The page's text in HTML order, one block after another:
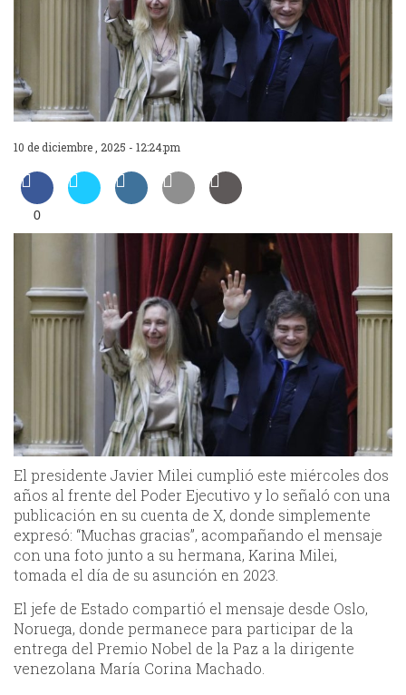
10 de diciembre , 2025 - 12:24:pm
0
El presidente Javier Milei cumplió este miércoles dos
años al frente del Poder Ejecutivo y lo señaló con una
publicación en su cuenta de X, donde simplemente
expresó: “Muchas gracias”, acompañando el mensaje
con una foto junto a su hermana, Karina Milei,
tomada el día de su asunción en 2023.
El jefe de Estado compartió el mensaje desde Oslo,
Noruega, donde permanece para participar de la
entrega del Premio Nobel de la Paz a la dirigente
venezolana María Corina Machado.